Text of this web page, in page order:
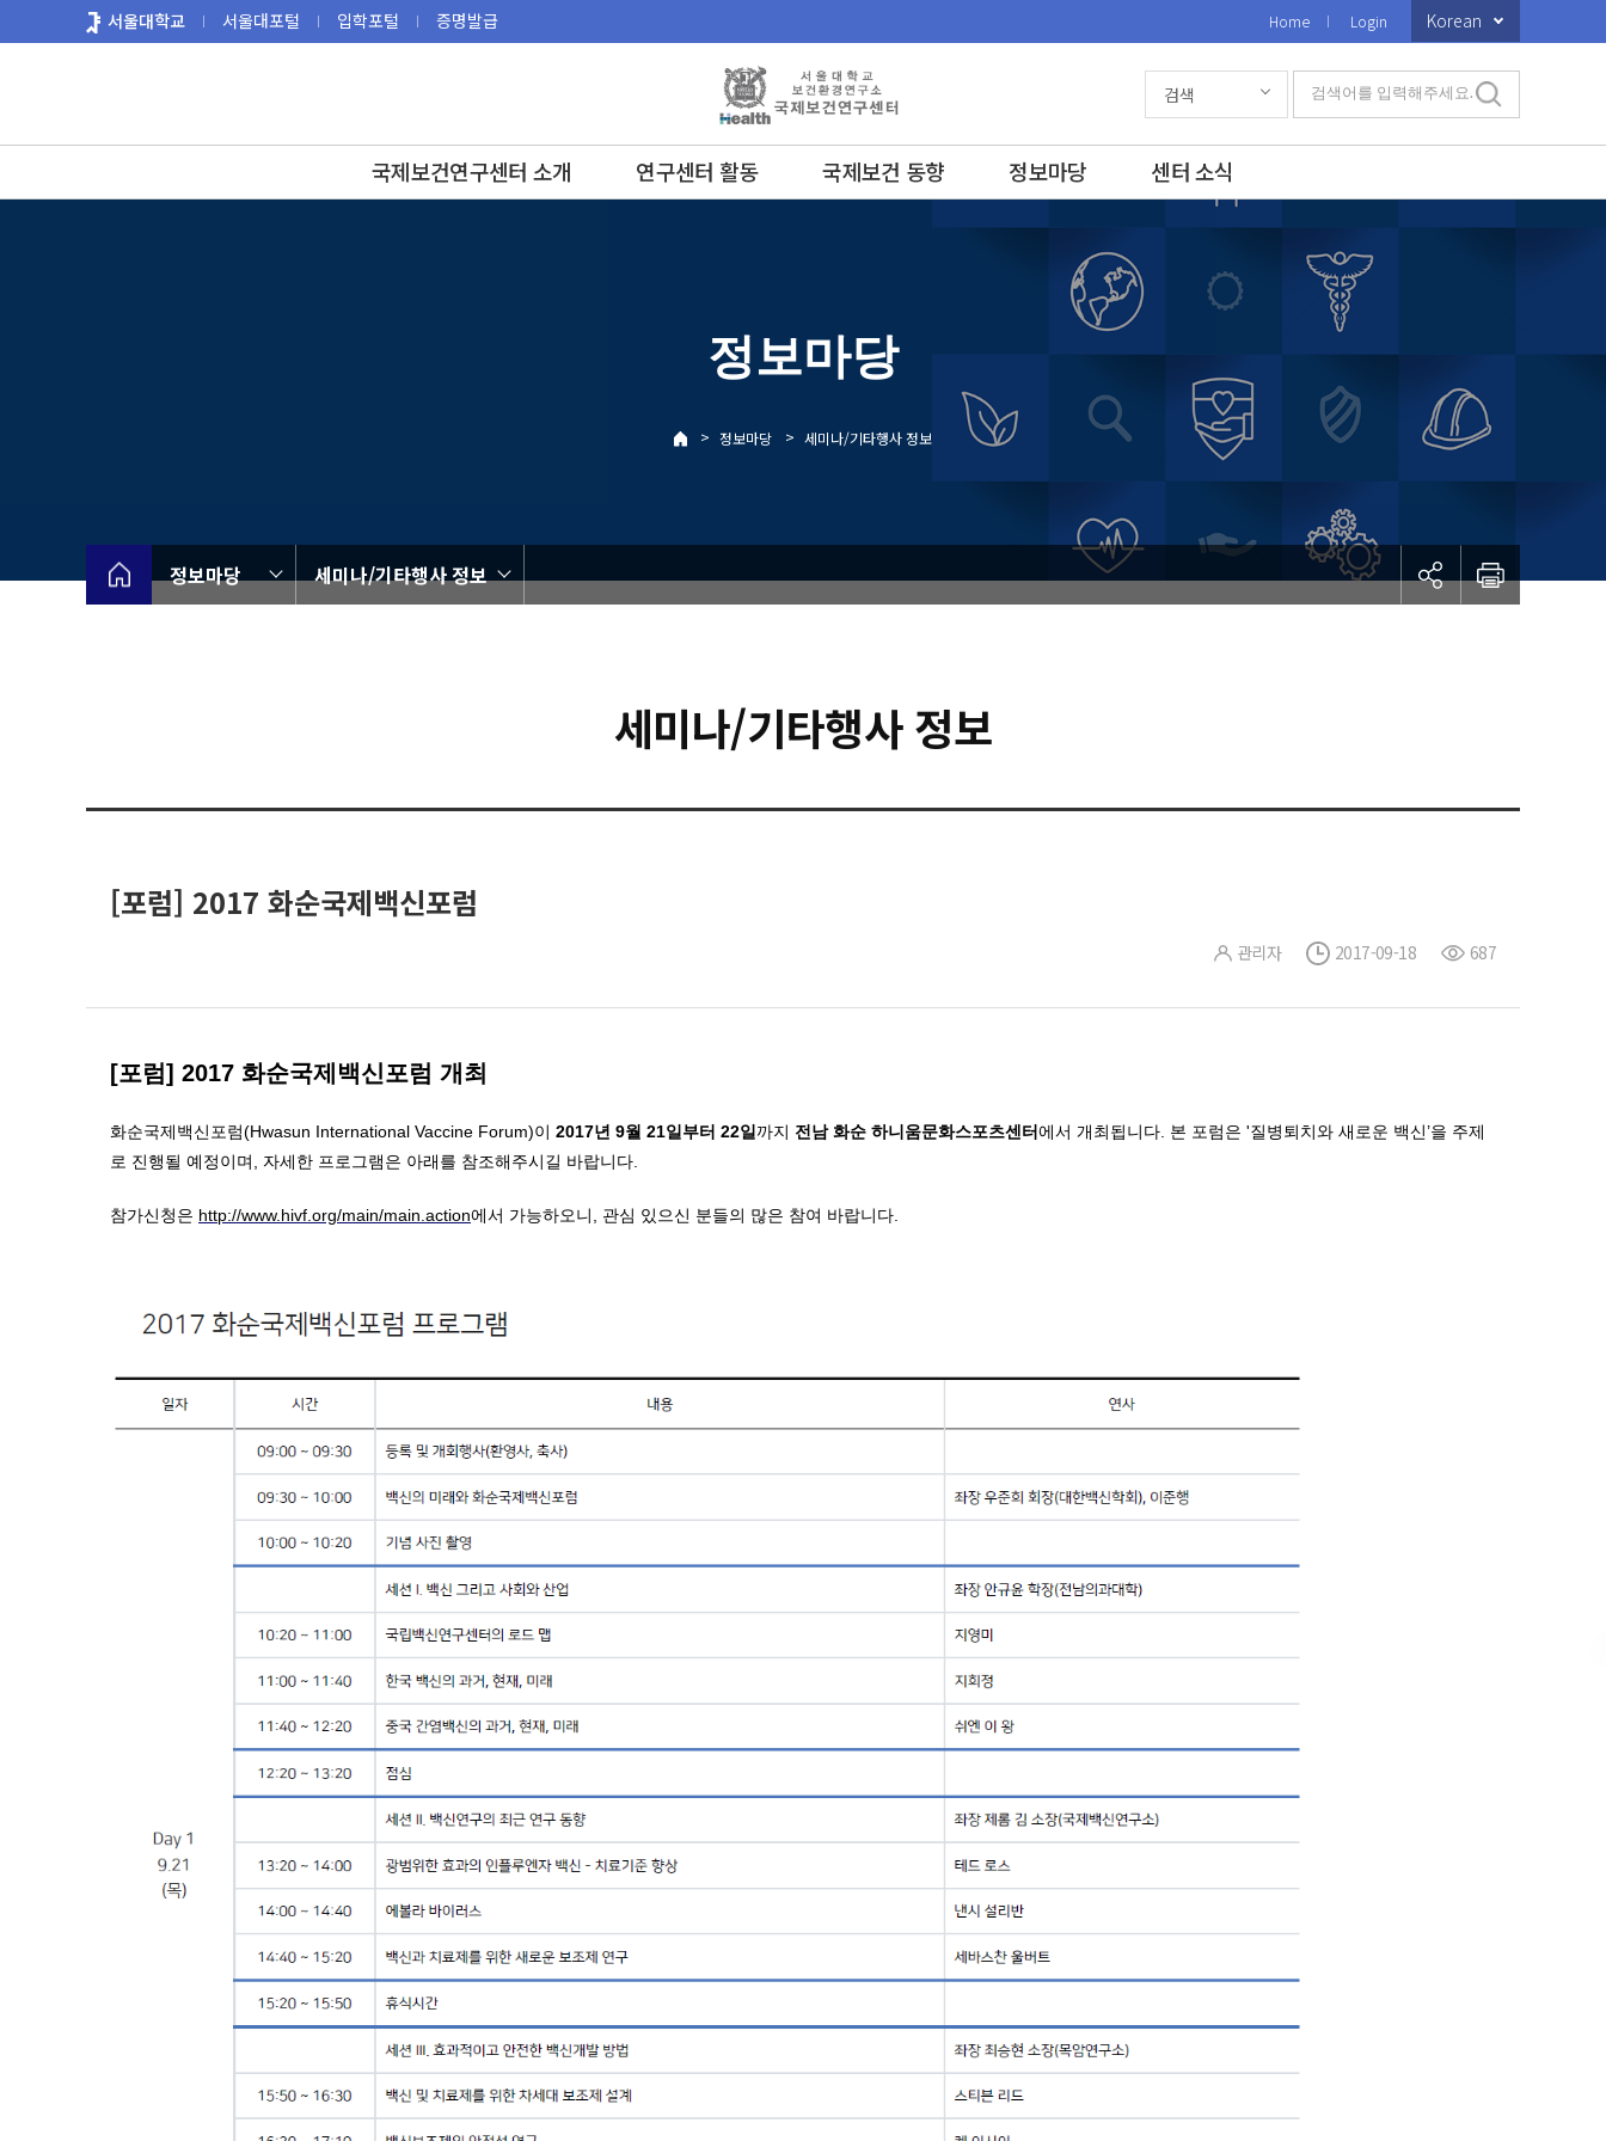
로
서울대학교 서울대포털 입학포털 증명발급 Home Login Korean
국제보건연구센터 소개 연구센터 활동 국제보건 동향 정보마당 센터 소식
검색 검색어를 입력해주세요.
정보마당
> 정보마당 > 세미나/기타행사 정보
정보마당 세미나/기타행사 정보
세미나/기타행사 정보
[포럼] 2017 화순국제백신포럼
관리자 2017-09-18 687
[포럼] 2017 화순국제백신포럼 개최
화순국제백신포럼(Hwasun International Vaccine Forum)이 2017년 9월 21일부터 22일 까지 전남 화순 하니움문화스포츠센터에서 개최됩니다. 본 포럼은 '질병퇴치와 새로운 백신’을 주제
로 진행될 예정이며, 자세한 프로그램은 아래를 참조해주시길 바랍니다.
참가신청은 http://www.hivf.org/main/main.action에서 가능하오니, 관심 있으신 분들의 많은 참여 바랍니다.